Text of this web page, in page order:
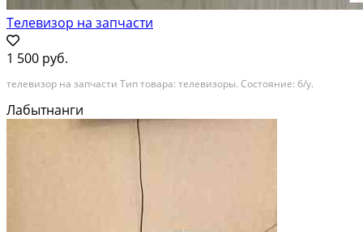
Телевизор на запчасти
1 500 руб.
телевизор на запчасти Тип товара: телевизоры. Состояние: б/у.
Лабытнанги